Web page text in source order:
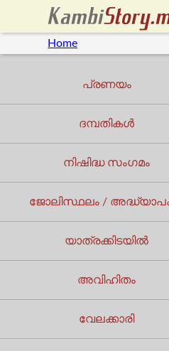
Home
പ്രണയം
ദമ്പതികൾ
നിഷിദ്ധ സംഗമം
ജോലിസ്ഥലം /
യാത്രക്കിടയില്‍
അവിഹിതം
വേലക്കാരി